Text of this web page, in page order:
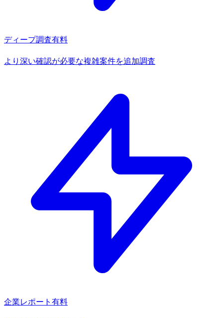
ディープ調査有料
より深い確認が必要な複雑案件を追加調査
企業レポート 有料